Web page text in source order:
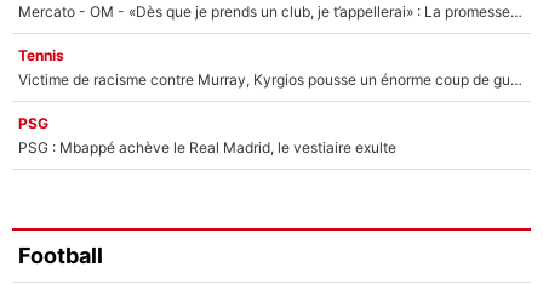
Mercato - OM - «Dès que je prends un club, je t’appellerai» : La promesse de Marcelino au moment de claquer la porte
Tennis
Victime de racisme contre Murray, Kyrgios pousse un énorme coup de gueule !
PSG
PSG : Mbappé achève le Real Madrid, le vestiaire exulte
Football